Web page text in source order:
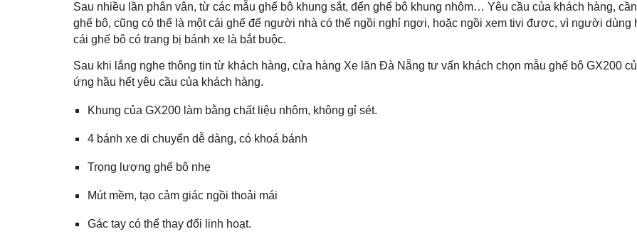
Sau nhiều lần phân vân, từ các mẫu ghế bô khung sắt, đến ghế bô khung nhôm… Yêu cầu của khách hàng,
ghế bô, cũng có thể là một cái ghế để người nhà có thể ngồi nghỉ ngơi, hoặc ngồi xem tivi được, vì người dùng
cái ghế bô có trang bị bánh xe là bắt buộc.
Sau khi lắng nghe thông tin từ khách hàng, cửa hàng Xe lăn Đà Nẵng tư vấn khách chọn mẫu ghế bô GX200
ứng hầu hết yêu cầu của khách hàng.
Khung của GX200 làm bằng chất liệu nhôm, không gỉ sét.
4 bánh xe di chuyển dễ dàng, có khoá bánh
Trọng lượng ghế bô nhẹ
Mút mềm, tạo cảm giác ngồi thoải mái
Gác tay có thể thay đổi linh hoạt.